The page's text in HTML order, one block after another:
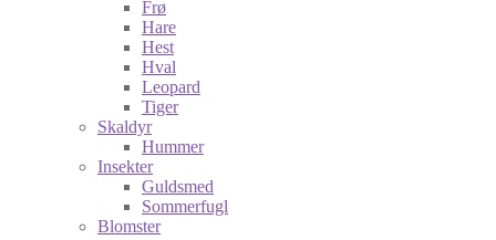
Frø
Hare
Hest
Hval
Leopard
Tiger
Skaldyr
Hummer
Insekter
Guldsmed
Sommerfugl
Blomster